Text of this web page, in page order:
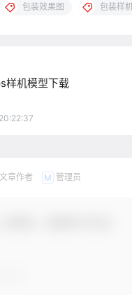
包装效果图 包装样
样机模型下载
文章作者 M 管理员